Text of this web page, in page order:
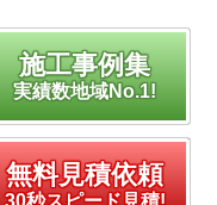
施工事例集
実績数地域No.1!
無料見積依頼
30秒スピード見積!